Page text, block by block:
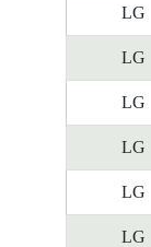
LG
LG
LG
LG
LG
LG